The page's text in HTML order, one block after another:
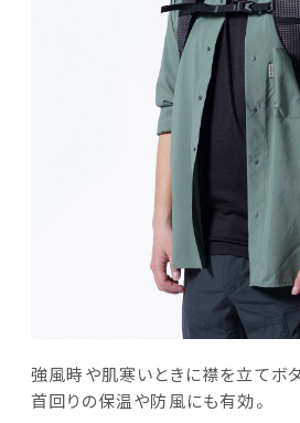
強風時や肌寒いときに襟を立てボ
首回りの保温や防風にも有効。